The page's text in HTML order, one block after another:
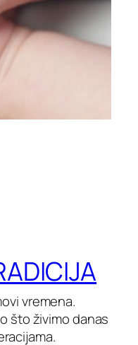
vremena.
što živimo danas